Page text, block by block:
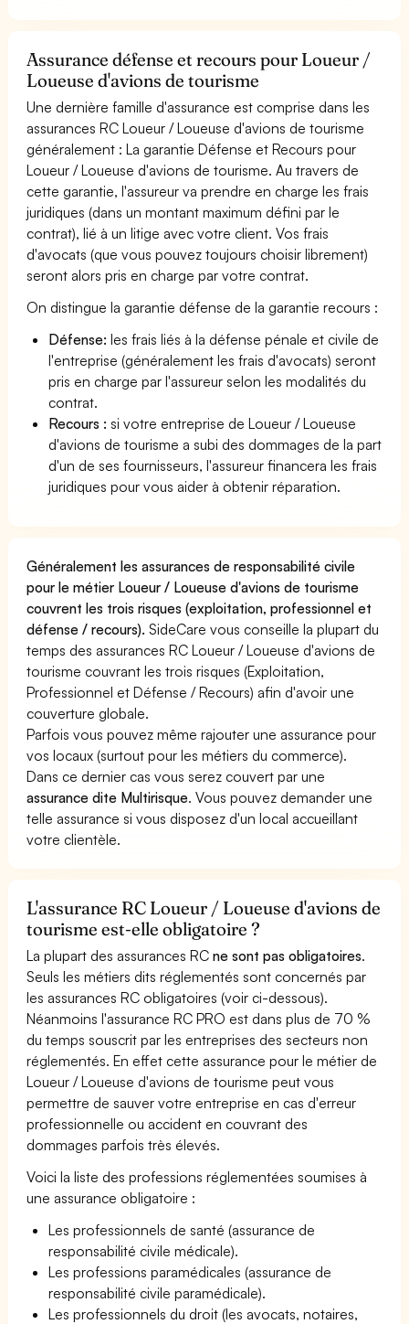
Assurance défense et recours pour Loueur /
Loueuse d'avions de tourisme
Une dernière famille d'assurance est comprise dans les
assurances RC Loueur / Loueuse d'avions de tourisme
généralement : La garantie Défense et Recours pour
Loueur / Loueuse d'avions de tourisme. Au travers de
cette garantie, l'assureur va prendre en charge les frais
juridiques (dans un montant maximum défini par le
contrat), lié à un litige avec votre client. Vos frais
d'avocats (que vous pouvez toujours choisir librement)
seront alors pris en charge par votre contrat.
On distingue la garantie défense de la garantie recours :
Défense: les frais liés à la défense pénale et civile de
l'entreprise (généralement les frais d'avocats) seront
pris en charge par l'assureur selon les modalités du
contrat.
Recours : si votre entreprise de Loueur / Loueuse
d'avions de tourisme a subi des dommages de la part
d'un de ses fournisseurs, l'assureur financera les frais
juridiques pour vous aider à obtenir réparation.
Généralement les assurances de responsabilité civile
pour le métier Loueur / Loueuse d'avions de tourisme
couvrent les trois risques (exploitation, professionnel et
défense / recours). SideCare vous conseille la plupart du
temps des assurances RC Loueur / Loueuse d'avions de
tourisme couvrant les trois risques (Exploitation,
Professionnel et Défense / Recours) afin d'avoir une
couverture globale.
Parfois vous pouvez même rajouter une assurance pour
vos locaux (surtout pour les métiers du commerce).
Dans ce dernier cas vous serez couvert par une
assurance dite Multirisque. Vous pouvez demander une
telle assurance si vous disposez d'un local accueillant
votre clientèle.
L'assurance RC Loueur / Loueuse d'avions de
tourisme est-elle obligatoire ?
La plupart des assurances RCne sont pas obligatoires.
Seuls les métiers dits réglementés sont concernés par
les assurances RC obligatoires (voir ci-dessous).
Néanmoins l'assurance RC PRO est dans plus de 70 %
du temps souscrit par les entreprises des secteurs non
réglementés. En effet cette assurance pour le métier de
Loueur / Loueuse d'avions de tourisme peut vous
permettre de sauver votre entreprise en cas d'erreur
professionnelle ou accident en couvrant des
dommages parfois très élevés.
Voici la liste des professions réglementées soumises à
une assurance obligatoire :
Les professionnels de santé (assurance de
responsabilité civile médicale).
Les professions paramédicales (assurance de
responsabilité civile paramédicale).
Les professionnels du droit (les avocats, notaires,